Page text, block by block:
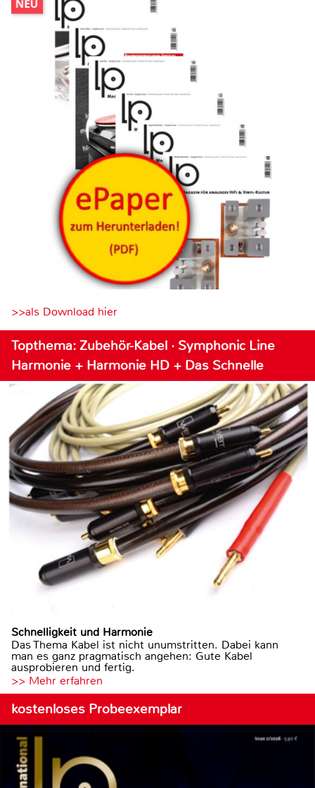
>>als Download hier
Topthema: Zubehör-Kabel · Symphonic Line
Harmonie + Harmonie HD + Das Schnelle
Schnelligkeit und Harmonie
Das Thema Kabel ist nicht unumstritten. Dabei kann
man es ganz pragmatisch angehen: Gute Kabel
ausprobieren und fertig.
>> Mehr erfahren
kostenloses Probeexemplar